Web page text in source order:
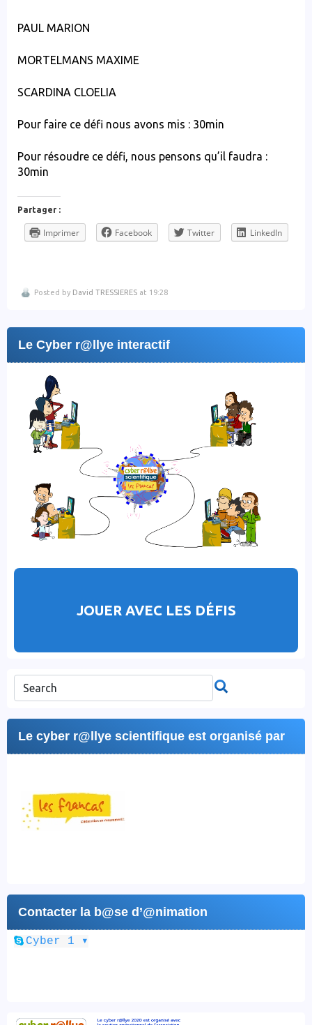
PAUL MARION
MORTELMANS MAXIME
SCARDINA CLOELIA
Pour faire ce défi nous avons mis : 30min
Pour résoudre ce défi, nous pensons qu’il faudra :
30min
Partager :
Imprimer Facebook Twitter LinkedIn
Posted by David TRESSIERES at 19:28
Le Cyber r@llye interactif
JOUER AVEC LES DÉFIS
Le cyber r@llye scientifique est organisé par
Contacter la b@se d’@nimation
Cyber 1 ▾